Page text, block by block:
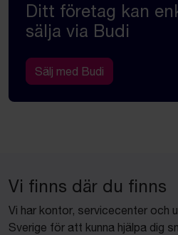
Ditt företag kan
sälja via Budi
Sälj med Budi
Vi finns där du finns
Vi har kontor, servicecenter och
Sverige för att kunna hjälpa dig